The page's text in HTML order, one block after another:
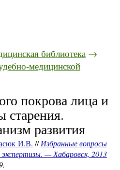
библиотека →
медицинской
покрова лица и
старения.
развития
И.В. //Избранные вопросы
экспертизы. — Хабаровск, 2013